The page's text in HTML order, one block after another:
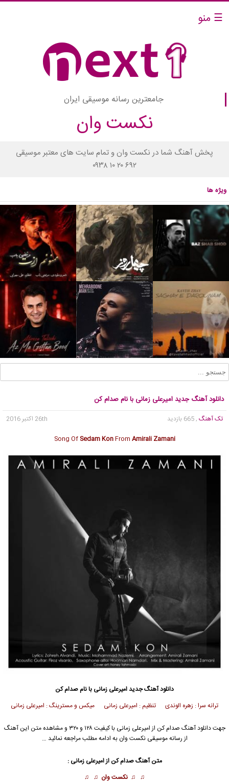
☰ منو
جامعترین رسانه موسیقی ایران
نکست وان
پخش آهنگ شما در نکست وان و تمام سایت های معتبر موسیقی
۰۹۳۸ ۱۰ ۲۰ ۶۹۲
ویژه ها
دانلود آهنگ جدید امیرعلی زمانی با نام صدام کن
تک آهنگ , 665 بازدید
26th اکتبر 2016
Song Of Sedam KonFrom Amirali Zamani
دانلود آهنگ جدیدامیرعلی زمانی با نام صدام کن
ترانه سرا : زهره الوندی تنظیم : امیرعلی زمانی میکس و مسترینگ : امیرعلی زمانی
جهت دانلود آهنگ صدام کن از امیرعلی زمانی
با کیفیت ۱۲۸ و ۳۲۰ و مشاهده متن این آهنگ
از رسانه موسیقی نکست وان به ادامه مطلب مراجعه نمائید …
متن آهنگ صدام کن ازامیرعلی زمانی :
♫ ♫ نکست وان ♫ ♫